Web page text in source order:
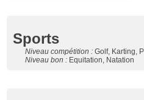
Sports
Niveau compétition :Golf, Karting,
Niveau bon : Equitation, Natation